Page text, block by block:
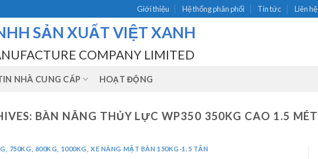
Giới thiệu Hệ thống phân phối Tin tức Liên hệ
SẢN XUẤT VIỆT XANH
COMPANY LIMITED
NHÀ CUNG CẤP HOẠT ĐỘNG
BÀN NÂNG THỦY LỰC WP350 350KG CAO 1.5 MÉT
750KG, 800KG, 1000KG ,XE NÂNG MẶT BÀN 150KG-1.5 TẤN